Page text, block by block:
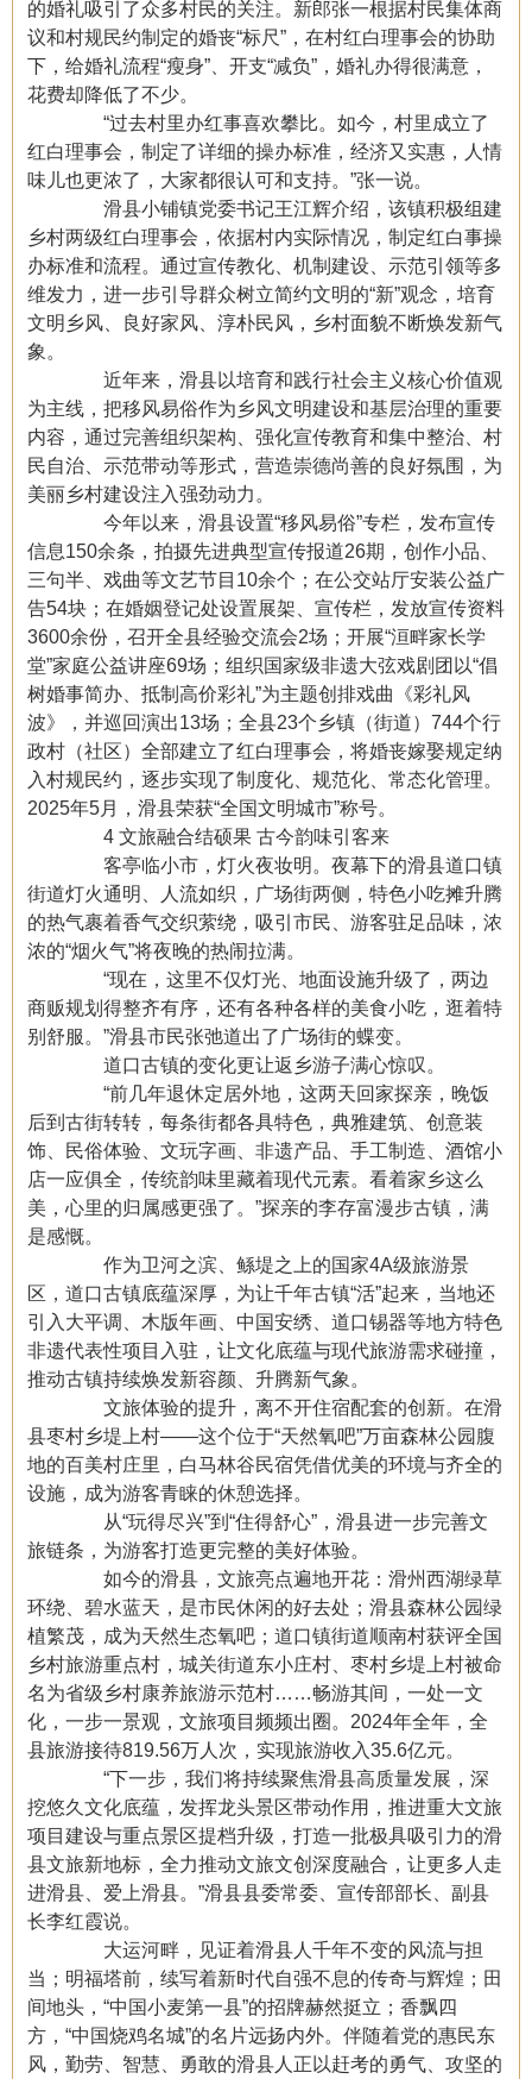
的婚礼吸引了众多村民的关注。新郎张一根据村民集体商
议和村规民约制定的婚丧“标尺”，在村红白理事会的协助
下，给婚礼流程“瘦身”、开支“减负”，婚礼办得很满意，
花费却降低了不少。
“过去村里办红事喜欢攀比。如今，村里成立了
红白理事会，制定了详细的操办标准，经济又实惠，人情
味儿也更浓了，大家都很认可和支持。”张一说。
滑县小铺镇党委书记王江辉介绍，该镇积极组建
乡村两级红白理事会，依据村内实际情况，制定红白事操
办标准和流程。通过宣传教化、机制建设、示范引领等多
维发力，进一步引导群众树立简约文明的“新”观念，培育
文明乡风、良好家风、淳朴民风，乡村面貌不断焕发新气
象。
近年来，滑县以培育和践行社会主义核心价值观
为主线，把移风易俗作为乡风文明建设和基层治理的重要
内容，通过完善组织架构、强化宣传教育和集中整治、村
民自治、示范带动等形式，营造崇德尚善的良好氛围，为
美丽乡村建设注入强劲动力。
今年以来，滑县设置“移风易俗”专栏，发布宣传
信息150余条，拍摄先进典型宣传报道26期，创作小品、
三句半、戏曲等文艺节目10余个；在公交站厅安装公益广
告54块；在婚姻登记处设置展架、宣传栏，发放宣传资料
3600余份，召开全县经验交流会2场；开展“洹畔家长学
堂”家庭公益讲座69场；组织国家级非遗大弦戏剧团以“倡
树婚事简办、抵制高价彩礼”为主题创排戏曲《彩礼风
波》，并巡回演出13场；全县23个乡镇（街道）744个行
政村（社区）全部建立了红白理事会，将婚丧嫁娶规定纳
入村规民约，逐步实现了制度化、规范化、常态化管理。
2025年5月，滑县荣获“全国文明城市”称号。
4 文旅融合结硕果 古今韵味引客来
客亭临小市，灯火夜妆明。夜幕下的滑县道口镇
街道灯火通明、人流如织，广场街两侧，特色小吃摊升腾
的热气裹着香气交织萦绕，吸引市民、游客驻足品味，浓
浓的“烟火气”将夜晚的热闹拉满。
“现在，这里不仅灯光、地面设施升级了，两边
商贩规划得整齐有序，还有各种各样的美食小吃，逛着特
别舒服。”滑县市民张弛道出了广场街的蝶变。
道口古镇的变化更让返乡游子满心惊叹。
“前几年退休定居外地，这两天回家探亲，晚饭
后到古街转转，每条街都各具特色，典雅建筑、创意装
饰、民俗体验、文玩字画、非遗产品、手工制造、酒馆小
店一应俱全，传统韵味里藏着现代元素。看着家乡这么
美，心里的归属感更强了。”探亲的李存富漫步古镇，满
是感慨。
作为卫河之滨、鲧堤之上的国家4A级旅游景
区，道口古镇底蕴深厚，为让千年古镇“活”起来，当地还
引入大平调、木版年画、中国安绣、道口锡器等地方特色
非遗代表性项目入驻，让文化底蕴与现代旅游需求碰撞，
推动古镇持续焕发新容颜、升腾新气象。
文旅体验的提升，离不开住宿配套的创新。在滑
县枣村乡堤上村——这个位于“天然氧吧”万亩森林公园腹
地的百美村庄里，白马林谷民宿凭借优美的环境与齐全的
设施，成为游客青睐的休憩选择。
从“玩得尽兴”到“住得舒心”，滑县进一步完善文
旅链条，为游客打造更完整的美好体验。
如今的滑县，文旅亮点遍地开花：滑州西湖绿草
环绕、碧水蓝天，是市民休闲的好去处；滑县森林公园绿
植繁茂，成为天然生态氧吧；道口镇街道顺南村获评全国
乡村旅游重点村，城关街道东小庄村、枣村乡堤上村被命
名为省级乡村康养旅游示范村……畅游其间，一处一文
化，一步一景观，文旅项目频频出圈。2024年全年，全
县旅游接待819.56万人次，实现旅游收入35.6亿元。
“下一步，我们将持续聚焦滑县高质量发展，深
挖悠久文化底蕴，发挥龙头景区带动作用，推进重大文旅
项目建设与重点景区提档升级，打造一批极具吸引力的滑
县文旅新地标，全力推动文旅文创深度融合，让更多人走
进滑县、爱上滑县。”滑县县委常委、宣传部部长、副县
长李红霞说。
大运河畔，见证着滑县人千年不变的风流与担
当；明福塔前，续写着新时代自强不息的传奇与辉煌；田
间地头，“中国小麦第一县”的招牌赫然挺立；香飘四
方，“中国烧鸡名城”的名片远扬内外。伴随着党的惠民东
风，勤劳、智慧、勇敢的滑县人正以赶考的勇气、攻坚的